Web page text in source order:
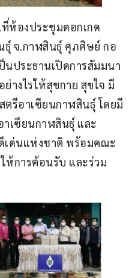
ห้องประชุมดอกเกด
ธุ์ จ.กาฬสินธุ์ ศุภศิษย์ กอ
นประธานเปิดการสัมมนา
างไรให้สุขกาย สุขใจ มี
ตรีอาเซียนกาฬสินธุ์ โดยมี
เซียนกาฬสินธุ์ และ
เด่นแห่งชาติ พร้อมคณะ
ห้การต้อนรับ และร่วม